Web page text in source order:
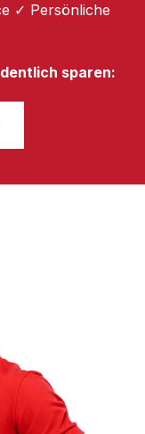
✓ Persönliche
sparen: